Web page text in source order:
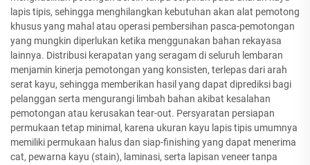
lapis tipis, sehingga menghilangkan kebutuhan akan alat pemotong
khusus yang mahal atau operasi pembersihan pasca-pemotongan
yang mungkin diperlukan ketika menggunakan bahan rekayasa
lainnya. Distribusi kerapatan yang seragam di seluruh lembaran
menjamin kinerja pemotongan yang konsisten, terlepas dari arah
serat kayu, sehingga memberikan hasil yang dapat diprediksi bagi
pelanggan serta mengurangi limbah bahan akibat kesalahan
pemotongan atau kerusakan tear-out. Persyaratan persiapan
permukaan tetap minimal, karena ukuran kayu lapis tipis umumnya
memiliki permukaan halus dan siap-finishing yang dapat menerima
cat, pewarna kayu (stain), laminasi, serta lapisan veneer tanpa